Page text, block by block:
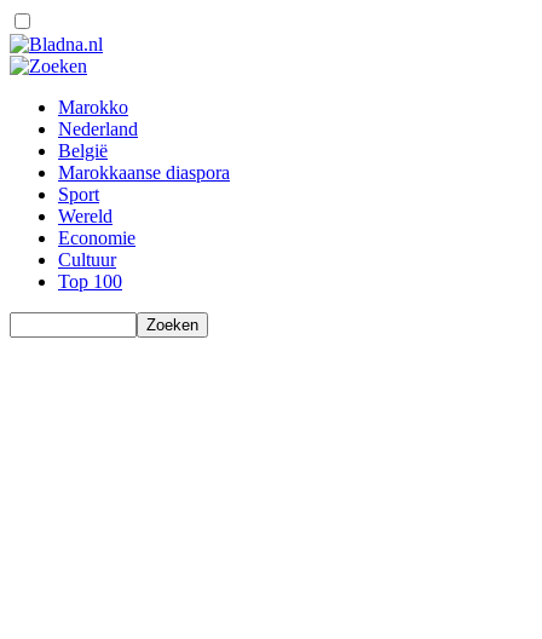
Marokko
Nederland
België
Marokkaanse diaspora
Sport
Wereld
Economie
Cultuur
Top 100